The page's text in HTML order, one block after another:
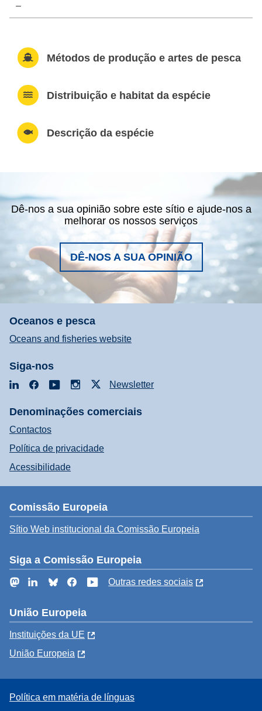
–
Métodos de produção e artes de pesca
Distribuição e habitat da espécie
Descrição da espécie
Dê-nos a sua opinião sobre este sítio e ajude-nos a
melhorar os nossos serviços
DÊ-NOS A SUA OPINIÃO
Oceanos e pesca
Oceans and fisheries website
Siga-nos
LinkedInFacebookYouTubeInstagramNewsletter
Denominações comerciais
Contactos
Política de privacidade
Acessibilidade
Comissão Europeia
Sítio Web institucional da Comissão Europeia
Siga a Comissão Europeia
MastodonLinkedInBlueskyFacebookYouTube
Outras redes sociais
União Europeia
Instituições da UE
União Europeia
Política em matéria de línguas